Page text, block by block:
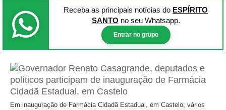
Receba as principais notícias do ESPÍRITO
SANTO no seu Whatsapp.
Entrar no grupo
Em inauguração de Farmácia Cidadã Estadual, em Castelo, vários